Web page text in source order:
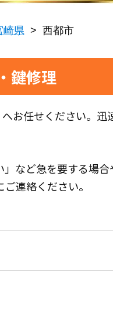
崎県 > 西都市
鍵修理
お任せください。迅
」など急を要する場
連絡ください。